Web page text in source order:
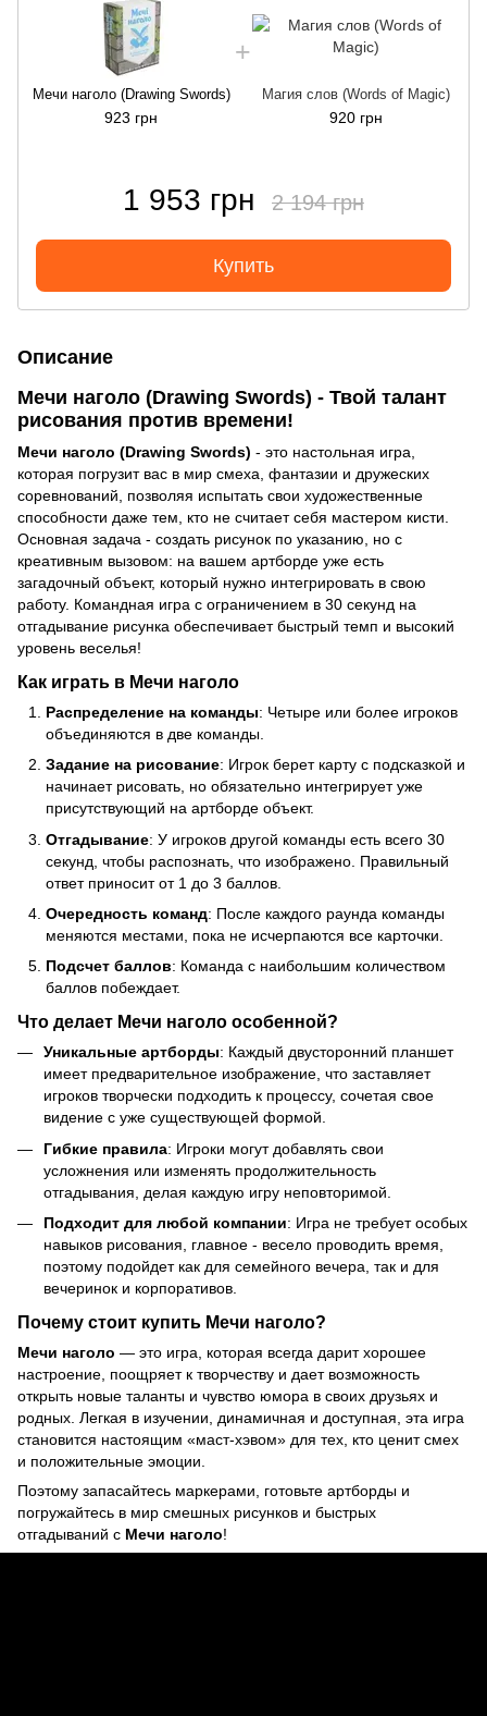
Мечи наголо (Drawing Swords)
923 грн
Магия слов (Words of Magic)
920 грн
1 953 грн 2 194 грн
Купить
Описание
Мечи наголо (Drawing Swords) - Твой талант
рисования против времени!
Мечи наголо (Drawing Swords) - это настольная игра,
которая погрузит вас в мир смеха, фантазии и дружеских
соревнований, позволяя испытать свои художественные
способности даже тем, кто не считает себя мастером кисти.
Основная задача - создать рисунок по указанию, но с
креативным вызовом: на вашем артборде уже есть
загадочный объект, который нужно интегрировать в свою
работу. Командная игра с ограничением в 30 секунд на
отгадывание рисунка обеспечивает быстрый темп и высокий
уровень веселья!
Как играть в Мечи наголо
Распределение на команды: Четыре или более игроков
объединяются в две команды.
Задание на рисование: Игрок берет карту с подсказкой и
начинает рисовать, но обязательно интегрирует уже
присутствующий на артборде объект.
Отгадывание: У игроков другой команды есть всего 30
секунд, чтобы распознать, что изображено. Правильный
ответ приносит от 1 до 3 баллов.
Очередность команд: После каждого раунда команды
меняются местами, пока не исчерпаются все карточки.
Подсчет баллов: Команда с наибольшим количеством
баллов побеждает.
Что делает Мечи наголо особенной?
Уникальные артборды: Каждый двусторонний планшет
имеет предварительное изображение, что заставляет
игроков творчески подходить к процессу, сочетая свое
видение с уже существующей формой.
Гибкие правила: Игроки могут добавлять свои
усложнения или изменять продолжительность
отгадывания, делая каждую игру неповторимой.
Подходит для любой компании: Игра не требует особых
навыков рисования, главное - весело проводить время,
поэтому подойдет как для семейного вечера, так и для
вечеринок и корпоративов.
Почему стоит купить Мечи наголо?
Мечи наголо — это игра, которая всегда дарит хорошее
настроение, поощряет к творчеству и дает возможность
открыть новые таланты и чувство юмора в своих друзьях и
родных. Легкая в изучении, динамичная и доступная, эта игра
становится настоящим «маст-хэвом» для тех, кто ценит смех
и положительные эмоции.
Поэтому запасайтесь маркерами, готовьте артборды и
погружайтесь в мир смешных рисунков и быстрых
отгадываний с Мечи наголо!